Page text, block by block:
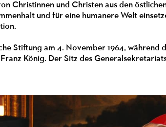
Christinnen und Christen aus den
und für eine humanere Welt
Stiftung am 4. November 1964, während
König. Der Sitz des